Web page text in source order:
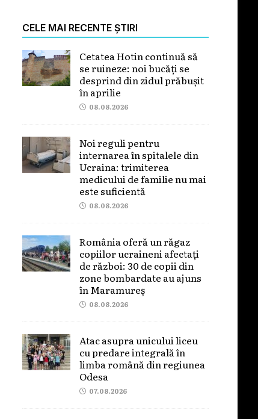
CELE MAI RECENTE ȘTIRI
Cetatea Hotin continuă să
se ruineze: noi bucăți se
desprind din zidul prăbușit
în aprilie
08.08.2026
Noi reguli pentru
internarea în spitalele din
Ucraina: trimiterea
medicului de familie nu mai
este suficientă
08.08.2026
România oferă un răgaz
copiilor ucraineni afectați
de război: 30 de copii din
zone bombardate au ajuns
în Maramureș
08.08.2026
Atac asupra unicului liceu
cu predare integrală în
limba română din regiunea
Odesa
07.08.2026